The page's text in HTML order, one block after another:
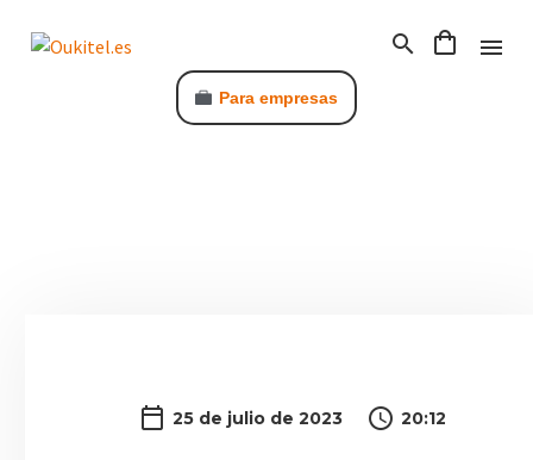
Para empresas
25 de julio de 2023 20:12